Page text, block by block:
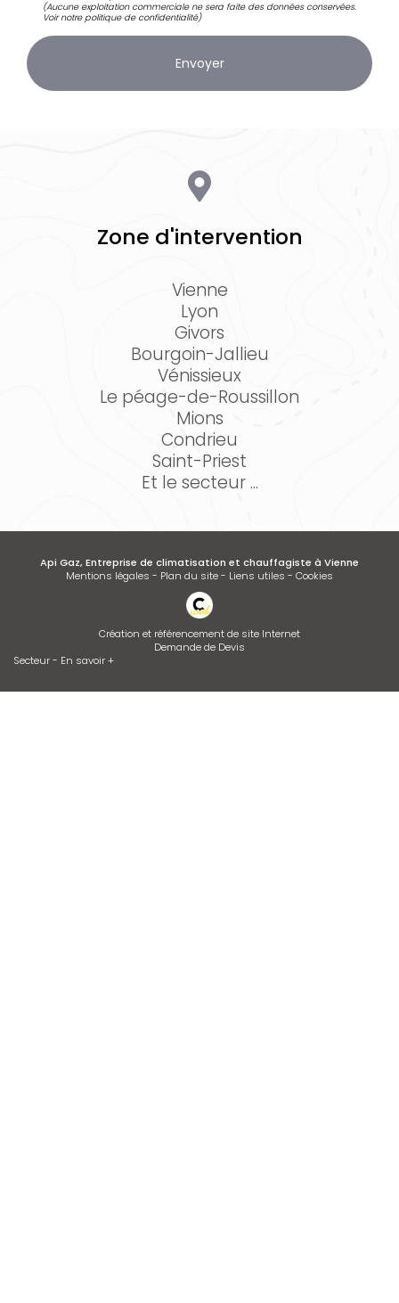
(Aucune exploitation commerciale ne sera faite des données conservées.
Voir notrepolitique de confidentialité)
Zone d'intervention
Vienne
Lyon
Givors
Bourgoin-Jallieu
Vénissieux
Le péage-de-Roussillon
Mions
Condrieu
Saint-Priest
Et le secteur ...
Api Gaz, Entreprise de climatisation et chauffagiste à Vienne
Mentions légales - Plan du site- Liens utiles - Cookies
Création et référencement de site Internet
Demande de Devis
Secteur- En savoir +